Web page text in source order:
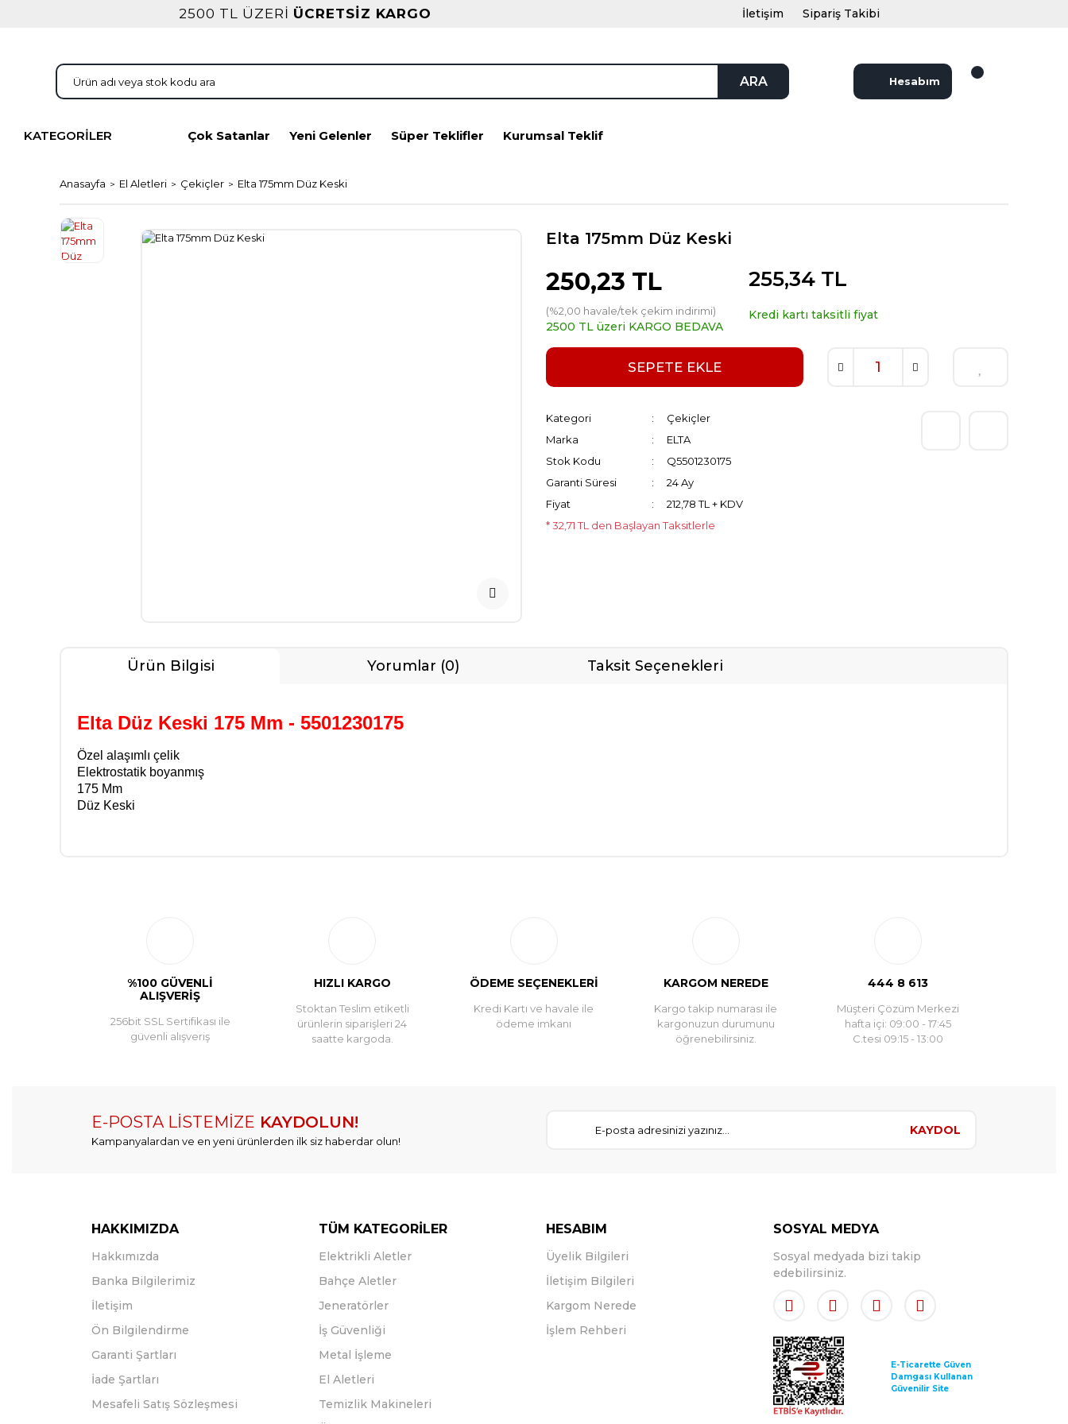
2500 TL ÜZERİ ÜCRETSİZ KARGO İletişim Sipariş Takibi
ARA Hesabım
KATEGORİLER Çok Satanlar Yeni Gelenler Süper Teklifler Kurumsal Teklif
Anasayfa El Aletleri Çekiçler Elta 175mm Düz Keski
Elta 175mm Düz Keski
250,23 TL
(%2,00 havale/tek çekim indirimi)
2500 TL üzeri KARGO BEDAVA
255,34 TL
Kredi kartı taksitli fiyat
SEPETE EKLE
Kategori
Çekiçler
Marka
ELTA
Stok Kodu
Q5501230175
Garanti Süresi
24 Ay
Fiyat
212,78 TL + KDV
* 32,71 TL den Başlayan Taksitlerle
Ürün Bilgisi Yorumlar (0) Taksit Seçenekleri
Elta Düz Keski 175 Mm - 5501230175
Özel alaşımlı çelik
Elektrostatik boyanmış
175 Mm
Düz Keski
%100 GÜVENLİ
ALIŞVERİŞ
256bit SSL Sertifikası ile
güvenli alışveriş
HIZLI KARGO
Stoktan Teslim etiketli
ürünlerin siparişleri 24
saatte kargoda.
ÖDEME SEÇENEKLERİ
Kredi Kartı ve havale ile
ödeme imkanı
KARGOM NEREDE
Kargo takip numarası ile
kargonuzun durumunu
öğrenebilirsiniz.
444 8 613
Müşteri Çözüm Merkezi
hafta içi: 09:00 - 17:45
C.tesi 09:15 - 13:00
E-POSTA LİSTEMİZE KAYDOLUN!
Kampanyalardan ve en yeni ürünlerden ilk siz haberdar olun!
KAYDOL
HAKKIMIZDA
Hakkımızda
Banka Bilgilerimiz
İletişim
Ön Bilgilendirme
Garanti Şartları
İade Şartları
Mesafeli Satış Sözleşmesi
TÜM KATEGORİLER
Elektrikli Aletler
Bahçe Aletler
Jeneratörler
İş Güvenliği
Metal İşleme
El Aletleri
Temizlik Makineleri
HESABIM
Üyelik Bilgileri
İletişim Bilgileri
Kargom Nerede
İşlem Rehberi
SOSYAL MEDYA
Sosyal medyada bizi takip
edebilirsiniz.
E-Ticarette Güven
Damgası Kullanan
Güvenilir Site